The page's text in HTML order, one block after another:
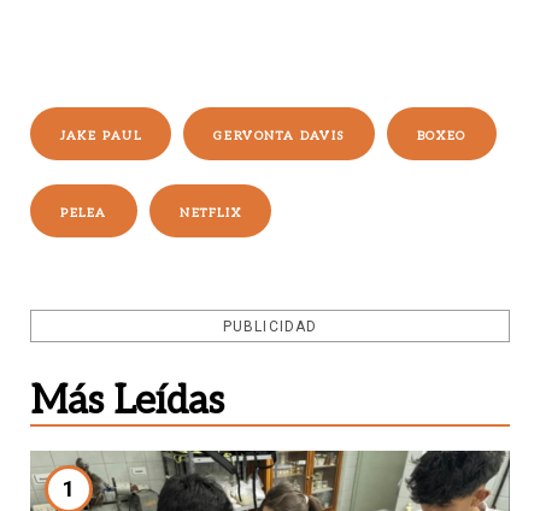
JAKE PAUL GERVONTA DAVIS BOXEO
PELEA NETFLIX
PUBLICIDAD
Más Leídas
1